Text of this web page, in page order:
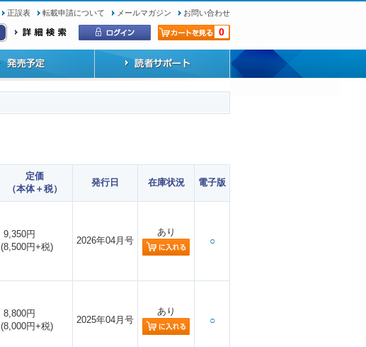
正誤表 転載申請について メールマガジン お問い合わせ
0
定価
（本体＋税）
発行日 在庫状況 電子版
9,350円
(8,500円+税)
2026年04月号
あり
○
8,800円
(8,000円+税)
2025年04月号
あり
○